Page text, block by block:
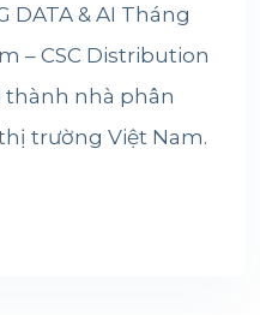
DATA & AI Tháng
– CSC Distribution
nhà phân
trường Việt Nam.